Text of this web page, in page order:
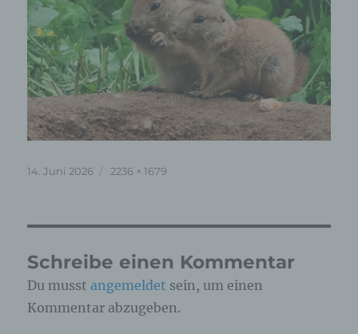
Veröffentlicht
14. Juni 2026 Originalgröße
2236 × 1679
Schreibe einen Kommentar
Du musst angemeldet sein, um einen
Kommentar abzugeben.